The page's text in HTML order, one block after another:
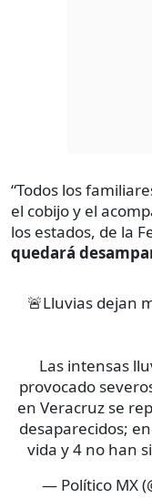
“Todos los
el cobijo y el
los estados, de la
quedará
🚨Lluvias dejan
Las intensas
provocado
en Veracruz se
desaparecidos;
vida y 4 no han
— Político MX